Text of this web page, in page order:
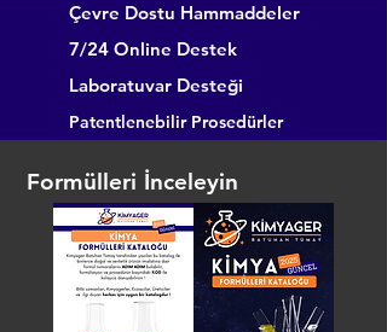
Çevre Dostu Hammaddeler
7/24 Online Destek
Laboratuvar Desteği
Patentlenebilir Prosedürler
Formülleri İnceleyin